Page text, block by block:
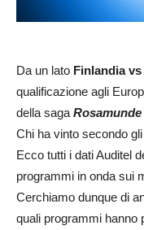
Da un lato Finlandia
qualificazione agli
della saga
Chi ha vinto secondo gli
Ecco tutti i dati Auditel
programmi in onda sui
Cerchiamo dunque di
quali programmi hanno